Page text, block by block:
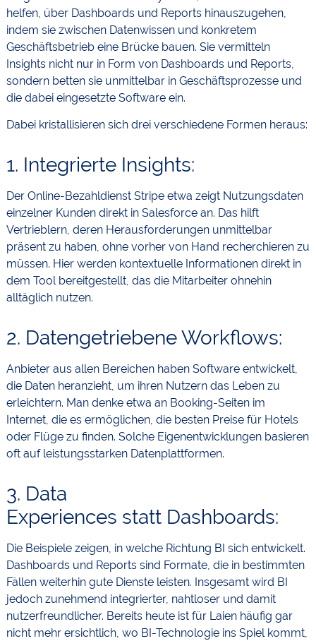
helfen, über Dashboards und Reports hinauszugehen,
indem sie zwischen Datenwissen und konkretem
Geschäftsbetrieb eine Brücke bauen. Sie vermitteln
Insights nicht nur in Form von Dashboards und Reports,
sondern betten sie unmittelbar in Geschäftsprozesse und
die dabei eingesetzte Software ein.
Dabei kristallisieren sich drei verschiedene Formen heraus:
1. Integrierte Insights:
Der Online-Bezahldienst Stripe etwa zeigt Nutzungsdaten
einzelner Kunden direkt in Salesforce an. Das hilft
Vertrieblern, deren Herausforderungen unmittelbar
präsent zu haben, ohne vorher von Hand recherchieren zu
müssen. Hier werden kontextuelle Informationen direkt in
dem Tool bereitgestellt, das die Mitarbeiter ohnehin
alltäglich nutzen.
2. Datengetriebene Workflows:
Anbieter aus allen Bereichen haben Software entwickelt,
die Daten heranzieht, um ihren Nutzern das Leben zu
erleichtern. Man denke etwa an Booking-Seiten im
Internet, die es ermöglichen, die besten Preise für Hotels
oder Flüge zu finden. Solche Eigenentwicklungen basieren
oft auf leistungsstarken Datenplattformen.
3. Data
Experiences statt Dashboards:
Die Beispiele zeigen, in welche Richtung BI sich entwickelt.
Dashboards und Reports sind Formate, die in bestimmten
Fällen weiterhin gute Dienste leisten. Insgesamt wird BI
jedoch zunehmend integrierter, nahtloser und damit
nutzerfreundlicher. Bereits heute ist für Laien häufig gar
nicht mehr ersichtlich, wo BI-Technologie ins Spiel kommt,